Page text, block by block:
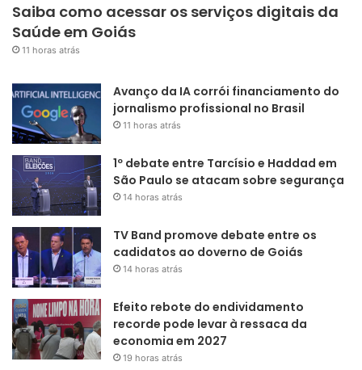
Saiba como acessar os serviços digitais da
Saúde em Goiás
11 horas atrás
Avanço da IA corrói financiamento do
jornalismo profissional no Brasil
11 horas atrás
1º debate entre Tarcísio e Haddad em
São Paulo se atacam sobre segurança
14 horas atrás
TV Band promove debate entre os
cadidatos ao doverno de Goiás
14 horas atrás
Efeito rebote do endividamento
recorde pode levar à ressaca da
economia em 2027
19 horas atrás